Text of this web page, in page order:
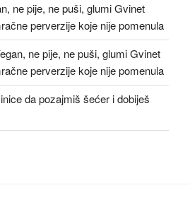
ne pije, ne puši, glumi Gvinet
perverzije koje nije pomenula
ne pije, ne puši, glumi Gvinet
perverzije koje nije pomenula
da pozajmiš šećer i dobiješ